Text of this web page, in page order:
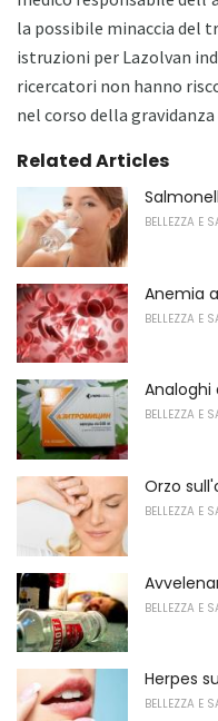
la possibile minaccia del
istruzioni per Lazolvan
ricercatori non hanno
nel corso della
Related Articles
BELLEZZA E
Anemia
BELLEZZA E
Analoghi
BELLEZZA E
Orzo
BELLEZZA E
BELLEZZA E
Herpes
BELLEZZA E